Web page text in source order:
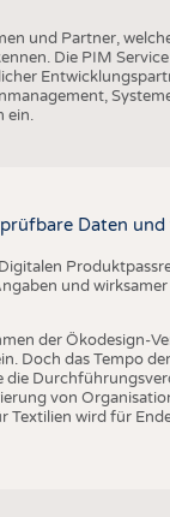
und Partner,
Die PIM
ein.
Daten und
und
der Ökodesign-
Doch das Tempo
von
wird für